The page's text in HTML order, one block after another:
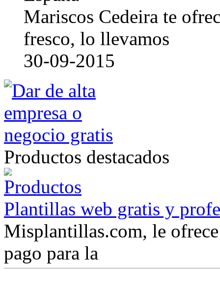
Mariscos Cedeira te
fresco, lo llevamos
30-09-2015
Productos destacados
Plantillas web gratis y
Misplantillas.com, le
pago para la